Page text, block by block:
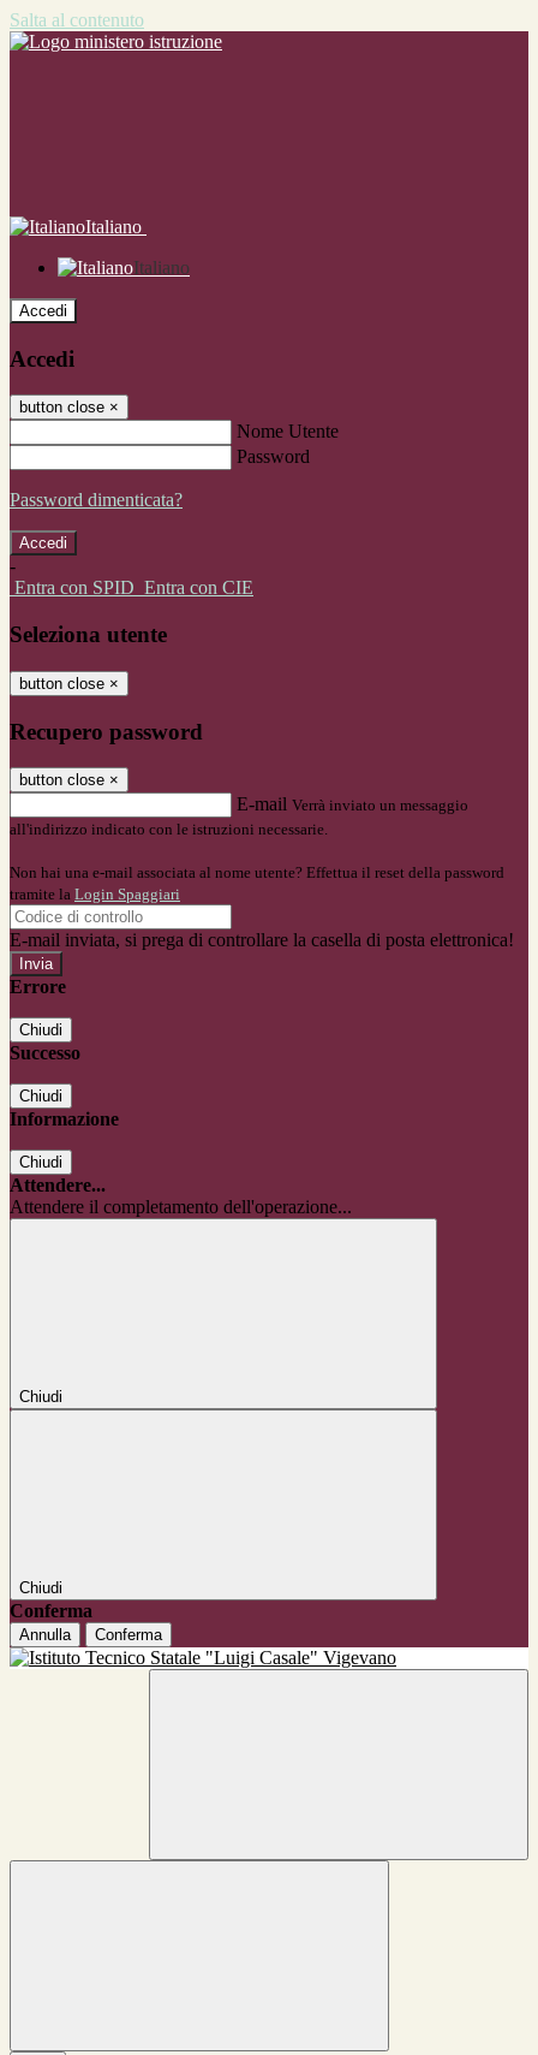
Salta al contenuto
Italiano
Italiano
Accedi
Accedi
button close ×
Nome Utente
Password
Password dimenticata?
-
Entra con SPID Entra con CIE
Seleziona utente
button close ×
Recupero password
button close ×
E-mail Verrà inviato un messaggio
all'indirizzo indicato con le istruzioni necessarie.
Non hai una e-mail associata al nome utente? Effettua il reset della password
tramite la Login Spaggiari
E-mail inviata, si prega di controllare la casella di posta elettronica!
Errore
Chiudi
Successo
Chiudi
Informazione
Chiudi
Attendere...
Attendere il completamento dell'operazione...
Chiudi
Chiudi
Conferma
Annulla Conferma